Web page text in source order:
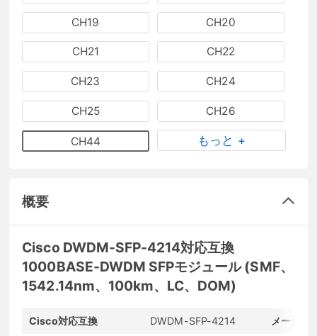
CH19 CH20
CH21 CH22
CH23 CH24
CH25 CH26
CH44 もっと +
概要
Cisco DWDM-SFP-4214対応互換
1000BASE-DWDM SFPモジュール (SMF、
1542.14nm、100km、LC、DOM)
Cisco対応互換 DWDM-SFP-4214 メーカー